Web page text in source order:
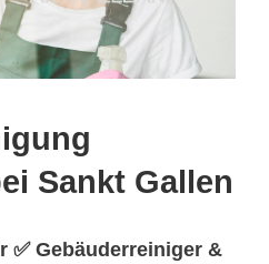
Sankt Gallen
✅ Gebäuderreiniger &